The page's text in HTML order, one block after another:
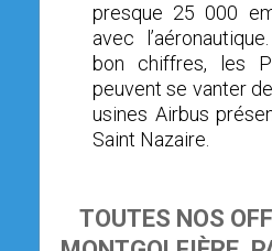
presque 25 000
avec
bon chiffres, les
peuvent se vanter
usines Airbus
Saint Nazaire.
TOUTES NOS